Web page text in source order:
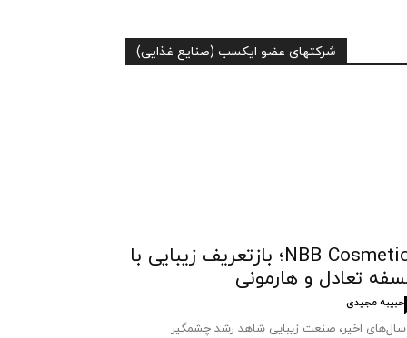
شرکتهای عضو ایکسب (صنایع غذایی)
NBB Cosmetics؛ بازتعریف زیبایی با
تعادل و هارمونی
حبیبه مجیدی
سال‌های اخیر، صنعت زیبایی شاهد رشد چشمگیر